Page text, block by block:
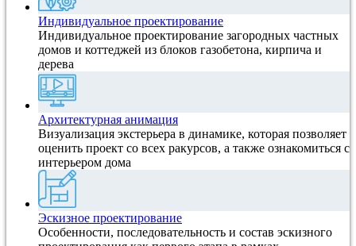
Индивидуальное проектирование
Индивидуальное проектирование загородных частных
домов и коттеджей из блоков газобетона, кирпича и
дерева
Архитектурная анимация
Визуализация экстерьера в динамике, которая позволяет
оценить проект со всех ракурсов, а также ознакомиться с
интерьером дома
Эскизное проектирование
Особенности, последовательность и состав эскизного